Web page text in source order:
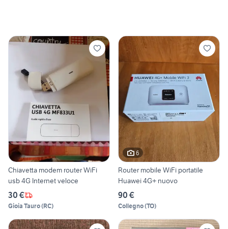
Chiavetta modem router WiFi
usb 4G Internet veloce
30 €
Gioia Tauro(RC)
6
Router mobile WiFi portatile
Huawei 4G+ nuovo
90 €
Collegno(TO)